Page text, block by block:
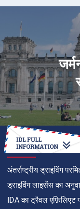
कैसे करें
अंतर्राष्ट्रीय ड्राइविंग
ड्राइविंग लाइसेंस का
IDA का ट्रैवल एफ़िलिएट